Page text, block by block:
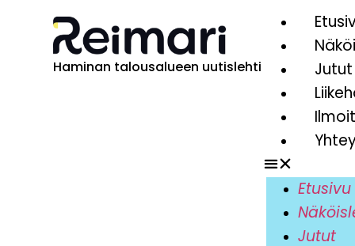
Haminan talousalueen uutislehti
Jutut
Etusivu
Jutut